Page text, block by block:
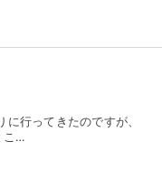
行ってきたのですが、
こ…